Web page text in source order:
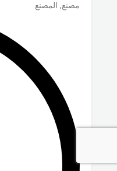
مصنع, المصنع